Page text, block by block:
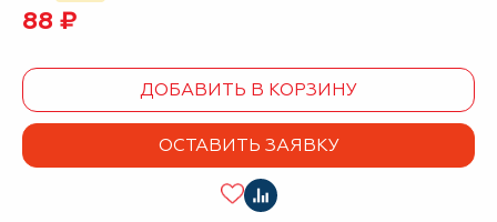
88 ₽
ДОБАВИТЬ В КОРЗИНУ
ОСТАВИТЬ ЗАЯВКУ